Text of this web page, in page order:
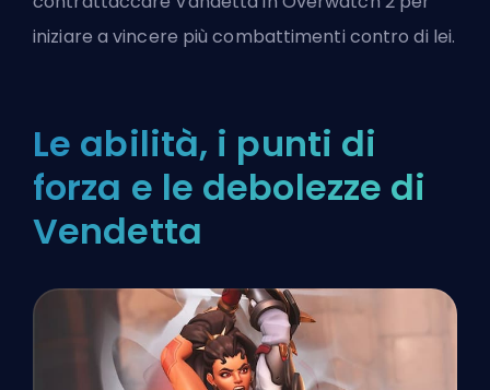
iniziare a vincere più combattimenti contro di lei.
Le abilità, i punti di
forza e le debolezze di
Vendetta